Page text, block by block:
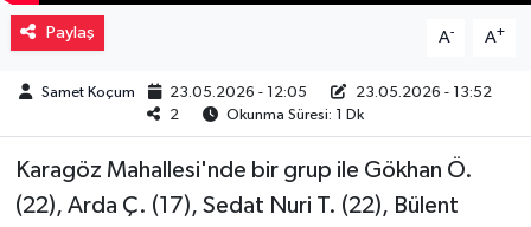
Paylaş A- A+
Samet Koçum 23.05.2026 - 12:05
23.05.2026 - 13:52
2
Okunma Süresi: 1 Dk
Karagöz Mahallesi'nde bir grup ile Gökhan Ö.
(22), Arda Ç. (17), Sedat Nuri T. (22), Bülent
Resmi İlanlar
Sinemalar
Siyaset